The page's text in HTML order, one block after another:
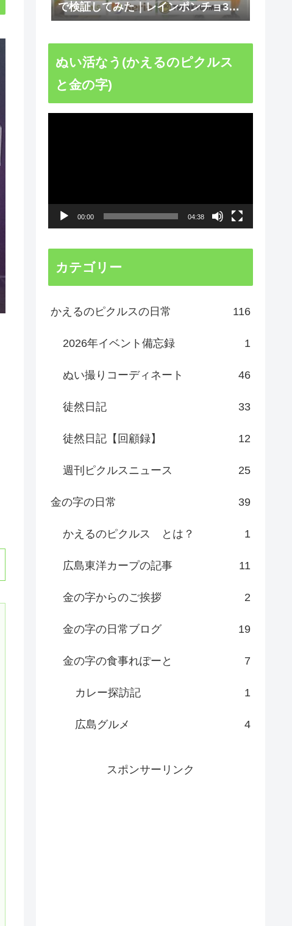
で検証してみた｜レインポンチョ3社
完全比較｜セリア・サンキューマー
ぬい活なう(かえるのピクルス
と金の字)
00:00 04:38
カテゴリー
かえるのピクルスの日常 116
2026年イベント備忘録 1
ぬい撮りコーディネート 46
徒然日記 33
徒然日記【回顧録】 12
週刊ピクルスニュース 25
金の字の日常 39
かえるのピクルス とは？ 1
広島東洋カープの記事 11
金の字からのご挨拶 2
金の字の日常ブログ 19
金の字の食事れぽーと 7
カレー探訪記 1
広島グルメ 4
スポンサーリンク